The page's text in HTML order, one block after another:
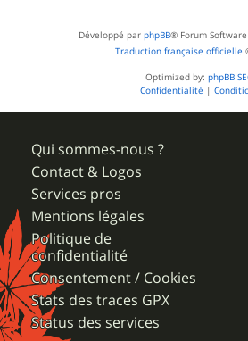
Développé par phpBB® Forum
Traduction française officielle
Optimized by: phpBB
Confidentialité |
Qui sommes-nous ?
Contact & Logos
Services pros
Mentions légales
Politique de
confidentialité
Consentement / Cookies
Stats des traces GPX
Status des services